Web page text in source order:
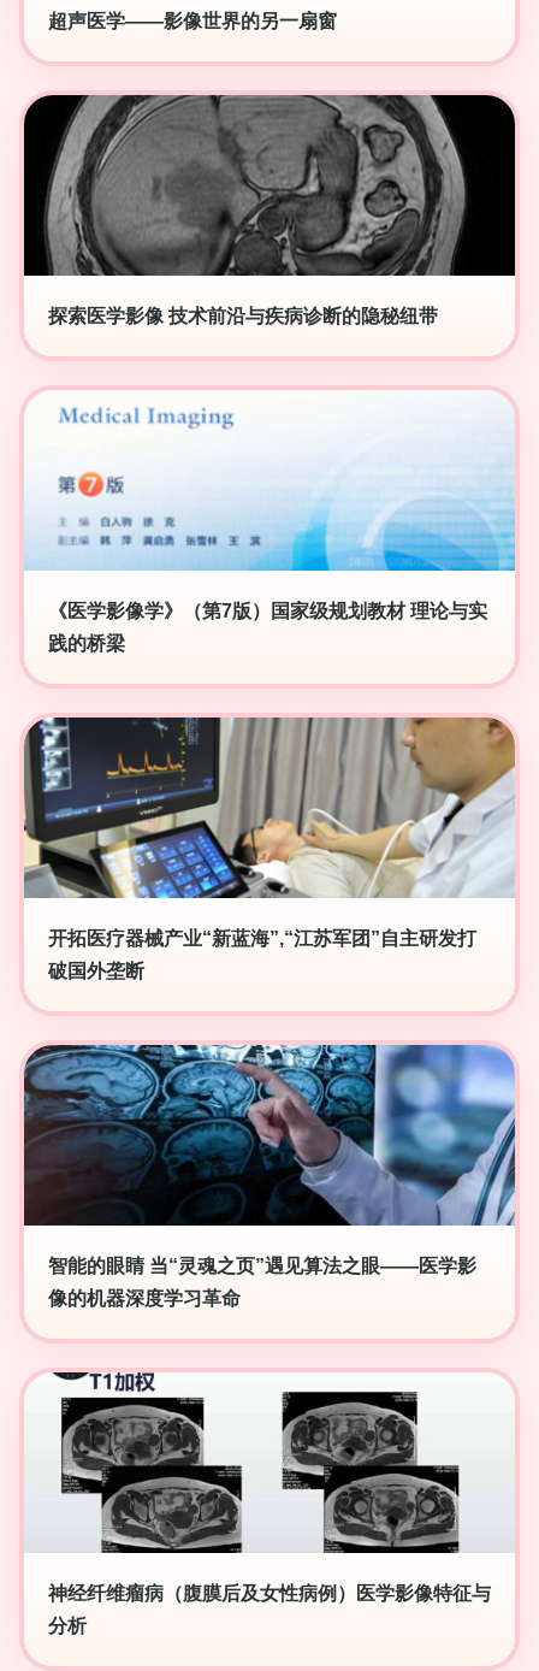
超声医学——影像世界的另一扇窗
探索医学影像 技术前沿与疾病诊断的隐秘纽带
《医学影像学》（第7版）国家级规划教材 理论与实
践的桥梁
开拓医疗器械产业“新蓝海”,“江苏军团”自主研发打
破国外垄断
智能的眼睛 当“灵魂之页”遇见算法之眼——医学影
像的机器深度学习革命
神经纤维瘤病（腹膜后及女性病例）医学影像特征与
分析